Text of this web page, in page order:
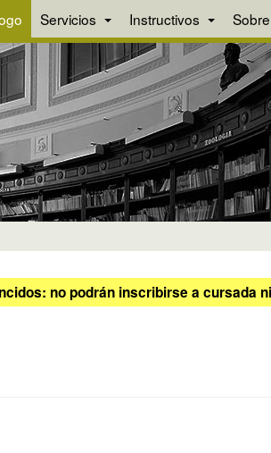
Servicios Instructivos
no podrán inscribirse a cursada